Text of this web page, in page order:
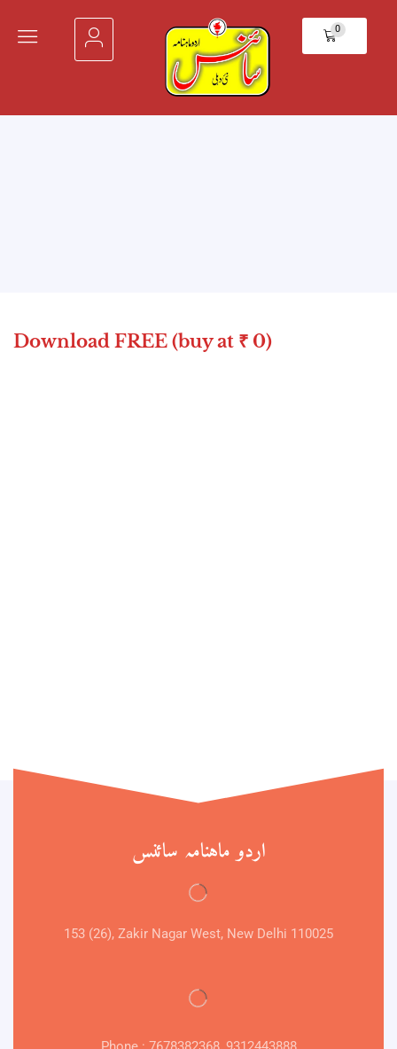
0
Download FREE (buy at ₹ 0)
اردو ماہنامہ سائنس
153 (26), Zakir Nagar West, New Delhi 110025